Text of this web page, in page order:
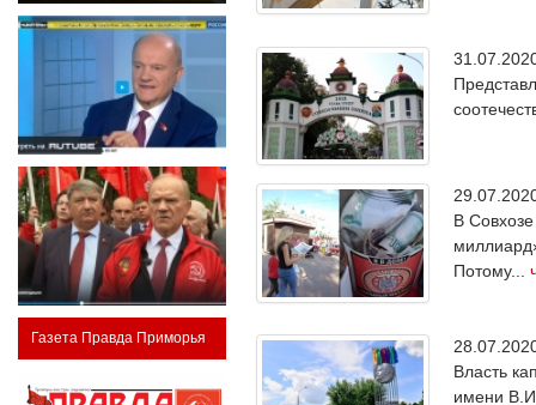
Газета Правда Приморья
В
Потому...
Власть
имени